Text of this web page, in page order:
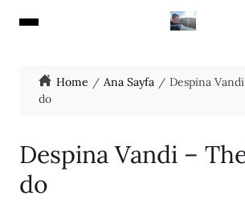
Home Ana Sayfa
Despina
do
Despina Vandi –
do